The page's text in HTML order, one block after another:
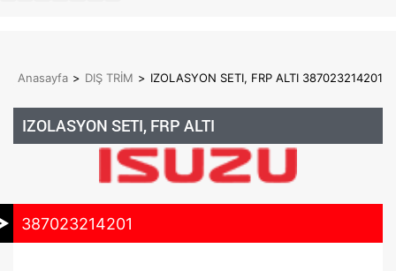
Anasayfa > DIŞ TRİM > IZOLASYON SETI, FRP ALTI 387023214201
IZOLASYON SETI, FRP ALTI
387023214201